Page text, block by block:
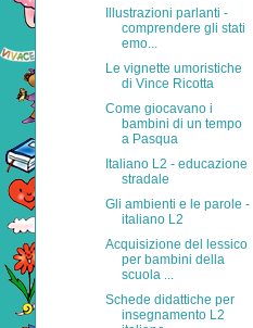
Illustrazioni parlanti -
comprendere gli stati
emo...
Le vignette umoristiche
di Vince Ricotta
Come giocavano i
bambini di un tempo
a Pasqua
Italiano L2 - educazione
stradale
Gli ambienti e le parole -
italiano L2
Acquisizione del lessico
per bambini della
scuola ...
Schede didattiche per
insegnamento L2